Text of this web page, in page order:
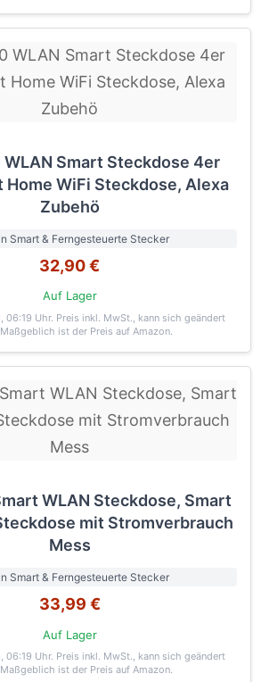
WLAN Smart Steckdose 4er
Home WiFi Steckdose, Alexa
Zubehö
Smart & Ferngesteuerte Stecker
32,90 €
Auf Lager
06:19 Uhr. Preis inkl. MwSt., kann sich geändert
ist der Preis auf Amazon.
WLAN Steckdose, Smart
mit Stromverbrauch
Mess
Smart & Ferngesteuerte Stecker
33,99 €
Auf Lager
06:19 Uhr. Preis inkl. MwSt., kann sich geändert
ist der Preis auf Amazon.